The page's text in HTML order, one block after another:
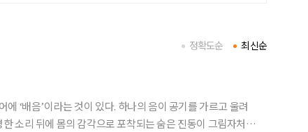
최신순
정확도순
‘배음’이라는 것이 있다. 하나의 음이 공기를 가르고 울려
소리 뒤에 몸의 감각으로 포착되는 숨은 진동이 그림자처럼